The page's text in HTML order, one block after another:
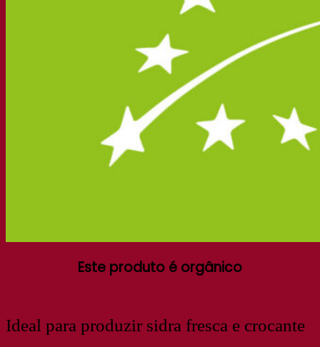
Este produto é orgânico
Ideal para produzir sidra fresca e crocante